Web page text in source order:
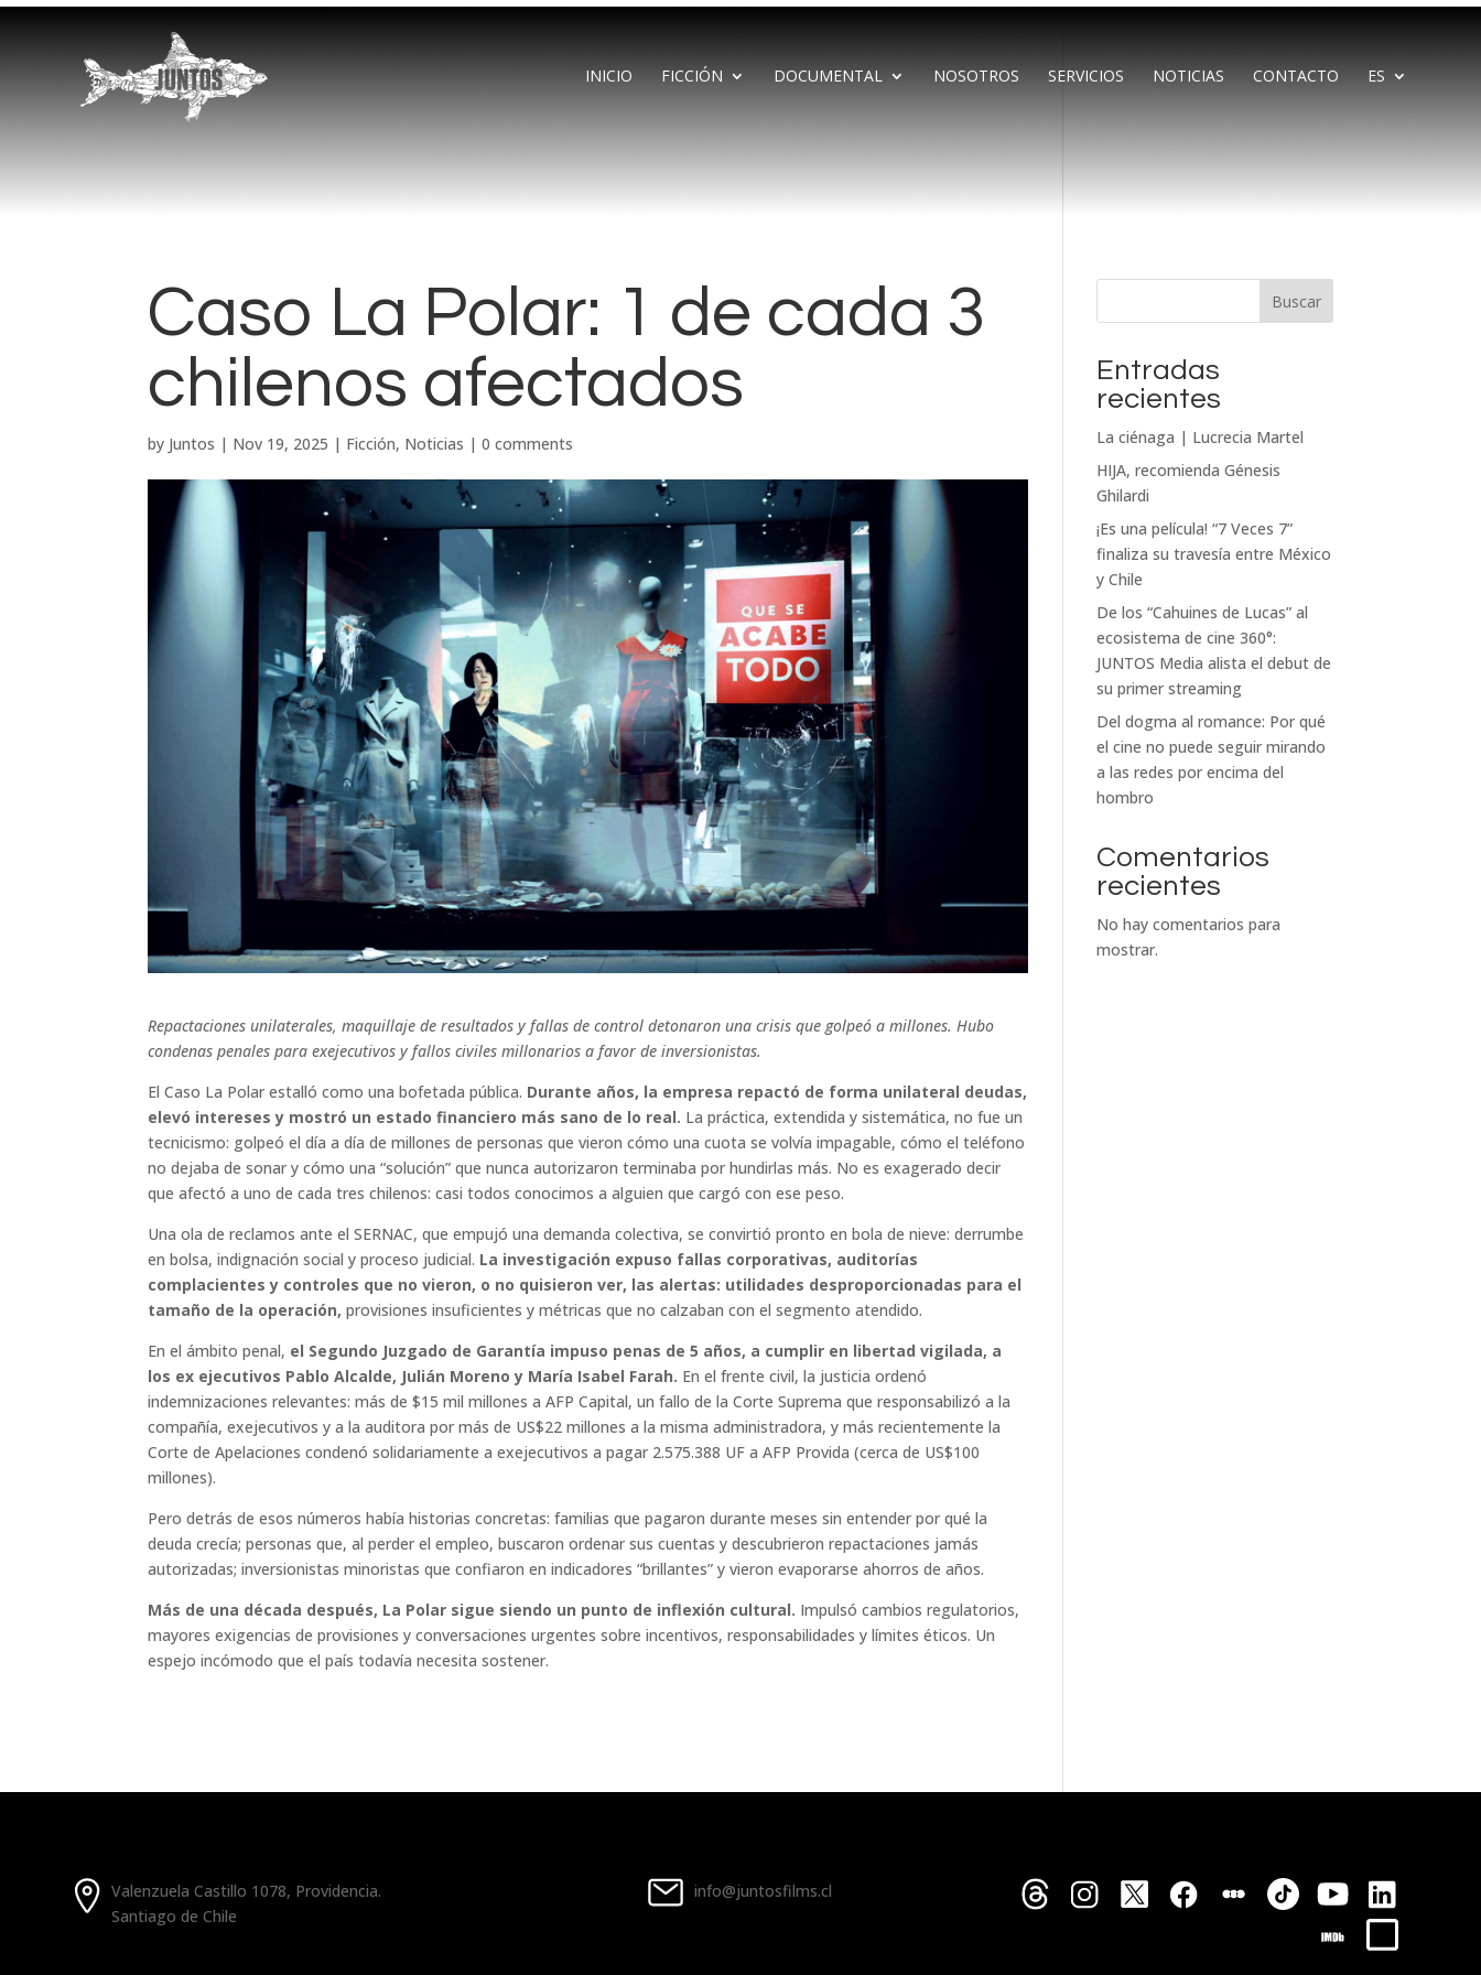
INICIO FICCIÓN DOCUMENTAL NOSOTROS SERVICIOS NOTICIAS CONTACTO ES
Caso La Polar: 1 de cada 3
chilenos afectados
by Juntos | Nov 19, 2025 | Ficción, Noticias |0 comments
Repactaciones unilaterales, maquillaje de resultados y fallas de control detonaron una crisis que golpeó a millones. Hubo
condenas penales para exejecutivos y fallos civiles millonarios a favor de inversionistas.
El Caso La Polar estalló como una bofetada pública. Durante años, la empresa repactó de forma unilateral deudas,
elevó intereses y mostró un estado financiero más sano de lo real. La práctica, extendida y sistemática, no fue un
tecnicismo: golpeó el día a día de millones de personas que vieron cómo una cuota se volvía impagable, cómo el teléfono
no dejaba de sonar y cómo una “solución” que nunca autorizaron terminaba por hundirlas más. No es exagerado decir
que afectó a uno de cada tres chilenos: casi todos conocimos a alguien que cargó con ese peso.
Una ola de reclamos ante el SERNAC, que empujó una demanda colectiva, se convirtió pronto en bola de nieve: derrumbe
en bolsa, indignación social y proceso judicial. La investigación expuso fallas corporativas, auditorías
complacientes y controles que no vieron, o no quisieron ver, las alertas: utilidades desproporcionadas para el
tamaño de la operación,provisiones insuficientes y métricas que no calzaban con el segmento atendido.
En el ámbito penal, el Segundo Juzgado de Garantía impuso penas de 5 años, a cumplir en libertad vigilada, a
los ex ejecutivos Pablo Alcalde, Julián Moreno y María Isabel Farah. En el frente civil, la justicia ordenó
indemnizaciones relevantes: más de $15 mil millones a AFP Capital, un fallo de la Corte Suprema que responsabilizó a la
compañía, exejecutivos y a la auditora por más de US$22 millones a la misma administradora, y más recientemente la
Corte de Apelaciones condenó solidariamente a exejecutivos a pagar 2.575.388 UF a AFP Provida (cerca de US$100
millones).
Pero detrás de esos números había historias concretas: familias que pagaron durante meses sin entender por qué la
deuda crecía; personas que, al perder el empleo, buscaron ordenar sus cuentas y descubrieron repactaciones jamás
autorizadas; inversionistas minoristas que confiaron en indicadores “brillantes” y vieron evaporarse ahorros de años.
Más de una década después, La Polar sigue siendo un punto de inflexión cultural. Impulsó cambios regulatorios,
mayores exigencias de provisiones y conversaciones urgentes sobre incentivos, responsabilidades y límites éticos. Un
espejo incómodo que el país todavía necesita sostener.
Buscar
Entradas
recientes
La ciénaga | Lucrecia Martel
HIJA, recomienda Génesis
Ghilardi
¡Es una película! “7 Veces 7”
finaliza su travesía entre México
y Chile
De los “Cahuines de Lucas” al
ecosistema de cine 360°:
JUNTOS Media alista el debut de
su primer streaming
Del dogma al romance: Por qué
el cine no puede seguir mirando
a las redes por encima del
hombro
Comentarios
recientes
No hay comentarios para
mostrar.
Valenzuela Castillo 1078, Providencia.
Santiago de Chile
info@juntosfilms.cl